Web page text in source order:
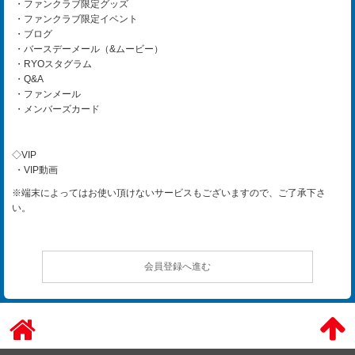
・ファンクラブ限定グッズ
・ファンクラブ限定イベント
・ブログ
・バースデーメール（&ムービー）
・RYOスタグラム
・Q&A
・ファンメール
・メンバーズカード
◇VIP
・VIP動画
※端末によってはお使い頂けないサービスもございますので、ご了承下さ
い。
会員登録へ進む